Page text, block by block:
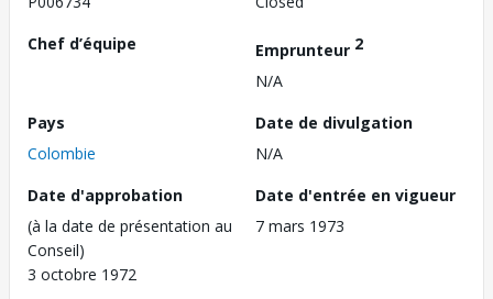
Chef d’équipe
Emprunteur 2
N/A
Pays
Colombie
Date de divulgation
N/A
Date d'approbation
(à la date de présentation au
Conseil)
3 octobre 1972
Date d'entrée en vigueur
7 mars 1973